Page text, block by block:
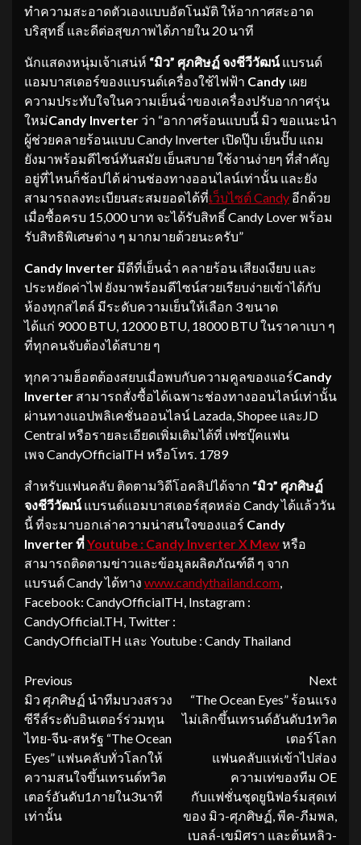
ทำความสะอาดตัวเองแบบอัตโนมัติ ให้อากาศสะอาด
บริสุทธิ์ และดีต่อสุขภาพได้ภายใน 20 นาที
นักแสดงหนุ่มเจ้าเสน่ห์ “มิว” ศุภศิษฏ์ จงชีวีวัฒน์แบรนด์
แอมบาสเดอร์ของแบรนด์เครื่องใช้ไฟฟ้า Candy เผย
ความประทับใจในความเย็นฉ่ำของเครื่องปรับอากาศรุ่น
ใหม่Candy Inverter ว่า “อากาศร้อนแบบนี้ มิว ขอแนะนำ
ผู้ช่วยคลายร้อนแบบ Candy Inverter เปิดปุ๊บ เย็นปั๊บ แถม
ยังมาพร้อมดีไซน์ทันสมัย เย็นสบาย ใช้งานง่ายๆ ที่สำคัญ
อยู่ที่ไหนก็ช้อปได้ ผ่านช่องทางออนไลน์เท่านั้น และยัง
สามารถลงทะเบียนสะสมยอดได้ที่เว็บไซต์ Candy อีกด้วย
เมื่อซื้อครบ 15,000 บาท จะได้รับสิทธิ์ Candy Lover พร้อม
รับสิทธิพิเศษต่าง ๆ มากมายด้วยนะครับ”
Candy Inverter มีดีที่เย็นฉ่ำ คลายร้อน เสียงเงียบ และ
ประหยัดค่าไฟ ยังมาพร้อมดีไซน์สวยเรียบง่ายเข้าได้กับ
ห้องทุกสไตล์ มีระดับความเย็นให้เลือก 3 ขนาด
ได้แก่ 9000 BTU, 12000 BTU, 18000 BTU ในราคาเบา ๆ
ที่ทุกคนจับต้องได้สบาย ๆ
ทุกความฮ็อตต้องสยบเมื่อพบกับความคูลของแอร์Candy
Inverter สามารถสั่งซื้อได้เฉพาะช่องทางออนไลน์เท่านั้น
ผ่านทางแอปพลิเคชั่นออนไลน์ Lazada, Shopee และJD
Central หรือรายละเอียดเพิ่มเติมได้ที่ เฟซบุ๊คแฟน
เพจ CandyOfficialTH หรือโทร. 1789
สำหรับแฟนคลับ ติดตามวิดีโอคลิปได้จาก “มิว” ศุภศิษฏ์
จงชีวีวัฒน์แบรนด์แอมบาสเดอร์สุดหล่อ Candy ได้แล้ววัน
นี้ ที่จะมาบอกเล่าความน่าสนใจของแอร์ Candy
Inverterที่Youtube : Candy Inverter X Mewหรือ
สามารถติดตามข่าวและข้อมูลผลิตภัณฑ์ดี ๆ จาก
แบรนด์ Candy ได้ทาง www.candythailand.com
Facebook: CandyOfficialTH, Instagram :
CandyOfficial.TH, Twitter :
CandyOfficialTH และ Youtube : Candy Thailand
Continue
Reading
Previous
มิว ศุภศิษฏ์ นำทีมบวงสรวง
ซีรีส์ระดับอินเตอร์ร่วมทุน
ไทย-จีน-สหรัฐ “The Ocean
Eyes” แฟนคลับทั่วโลกให้
ความสนใจขึ้นเทรนด์ทวิต
เตอร์อันดับ1ภายใน3นาที
เท่านั้น
Next
“The Ocean Eyes” ร้อนแรง
ไม่เลิกขึ้นเทรนด์อันดับ1ทวิต
เตอร์โลก
แฟนคลับแห่เข้าไปส่อง
ความเท่ของทีม OE
กับแฟชั่นชุดยูนิฟอร์มสุดเท่
ของ มิว-ศุภศิษฏ์, พีค-ภีมพล,
เบลล์-เขมิศรา และต้นหลิว-